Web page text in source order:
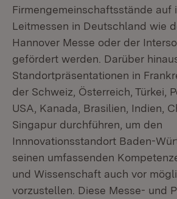
Firmengemeinschaftsstände auf
Leitmessen in Deutschland wie
Hannover Messe oder der
gefördert werden. Darüber
Standortpräsentationen in
der Schweiz, Österreich, Türkei,
USA, Kanada, Brasilien, Indien,
Singapur durchführen, um den
Innnovationsstandort Baden-
seinen umfassenden
und Wissenschaft auch vor
vorzustellen. Diese Messe- und